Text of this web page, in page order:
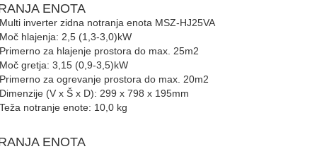
ENOTA
Multi inverter zidna notranja enota MSZ-HJ25VA
Moč hlajenja: 2,5 (1,3-3,0)kW
Primerno za hlajenje prostora do max. 25m2
Moč gretja: 3,15 (0,9-3,5)kW
Primerno za ogrevanje prostora do max. 20m2
Dimenzije (V x Š x D): 299 x 798 x 195mm
Teža notranje enote: 10,0 kg
ENOTA